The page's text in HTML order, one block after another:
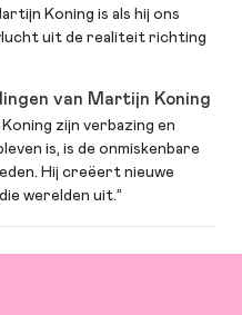
Koning is als hij ons
uit de realiteit richting
van Martijn Koning
zijn verbazing en
is, is de onmiskenbare
Hij creëert nieuwe
werelden uit.”